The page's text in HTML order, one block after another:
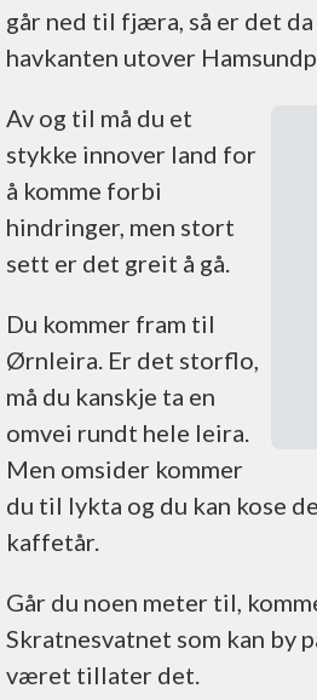
går ned til fjæra, så er det
havkanten utover
Av og til må du et
stykke innover land for
å komme forbi
hindringer, men stort
sett er det greit å gå.
Du kommer fram til
Ørnleira. Er det storflo,
må du kanskje ta en
omvei rundt hele leira.
Men omsider kommer
du til lykta og du kan kose
kaffetår.
Går du noen meter til,
Skratnesvatnet som kan by
været tillater det.